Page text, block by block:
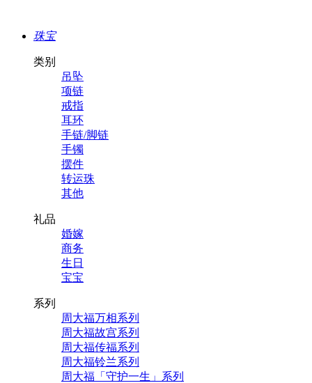
珠宝
类别
吊坠
项链
戒指
耳环
手链/脚链
手镯
摆件
转运珠
其他
礼品
婚嫁
商务
生日
宝宝
系列
周大福万相系列
周大福故宫系列
周大福传福系列
周大福铃兰系列
周大福「守护一生」系列